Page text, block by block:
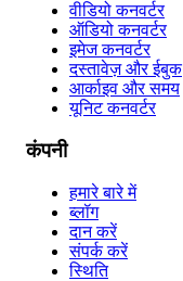
वीडियो कनवर्टर
ऑडियो कनवर्टर
इमेज कनवर्टर
दस्तावेज़ और ईबुक
आर्काइव और समय
यूनिट कनवर्टर
कंपनी
हमारे बारे में
ब्लॉग
दान करें
संपर्क करें
स्थिति